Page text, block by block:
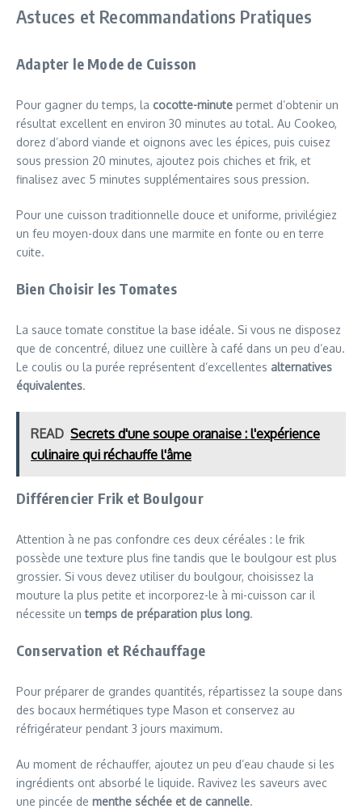
Astuces et Recommandations Pratiques
Adapter le Mode de Cuisson
Pour gagner du temps, la cocotte-minute permet d’obtenir un
résultat excellent en environ 30 minutes au total. Au Cookeo,
dorez d’abord viande et oignons avec les épices, puis cuisez
sous pression 20 minutes, ajoutez pois chiches et frik, et
finalisez avec 5 minutes supplémentaires sous pression.
Pour une cuisson traditionnelle douce et uniforme, privilégiez
un feu moyen-doux dans une marmite en fonte ou en terre
cuite.
Bien Choisir les Tomates
La sauce tomate constitue la base idéale. Si vous ne disposez
que de concentré, diluez une cuillère à café dans un peu d’eau.
Le coulis ou la purée représentent d’excellentes alternatives
équivalentes.
READ Secrets d'une soupe oranaise : l'expérience
culinaire qui réchauffe l'âme
Différencier Frik et Boulgour
Attention à ne pas confondre ces deux céréales : le frik
possède une texture plus fine tandis que le boulgour est plus
grossier. Si vous devez utiliser du boulgour, choisissez la
mouture la plus petite et incorporez-le à mi-cuisson car il
nécessite untemps de préparation plus long.
Conservation et Réchauffage
Pour préparer de grandes quantités, répartissez la soupe dans
des bocaux hermétiques type Mason et conservez au
réfrigérateur pendant 3 jours maximum.
Au moment de réchauffer, ajoutez un peu d’eau chaude si les
ingrédients ont absorbé le liquide. Ravivez les saveurs avec
une pincée de menthe séchée et de cannelle.